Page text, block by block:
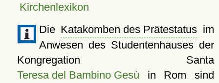
Kirchenlexikon
Die Katakomben des Prätestatus im
Anwesen des Studentenhauses der
Kongregation Santa
Teresa del Bambino Gesù in Rom sind